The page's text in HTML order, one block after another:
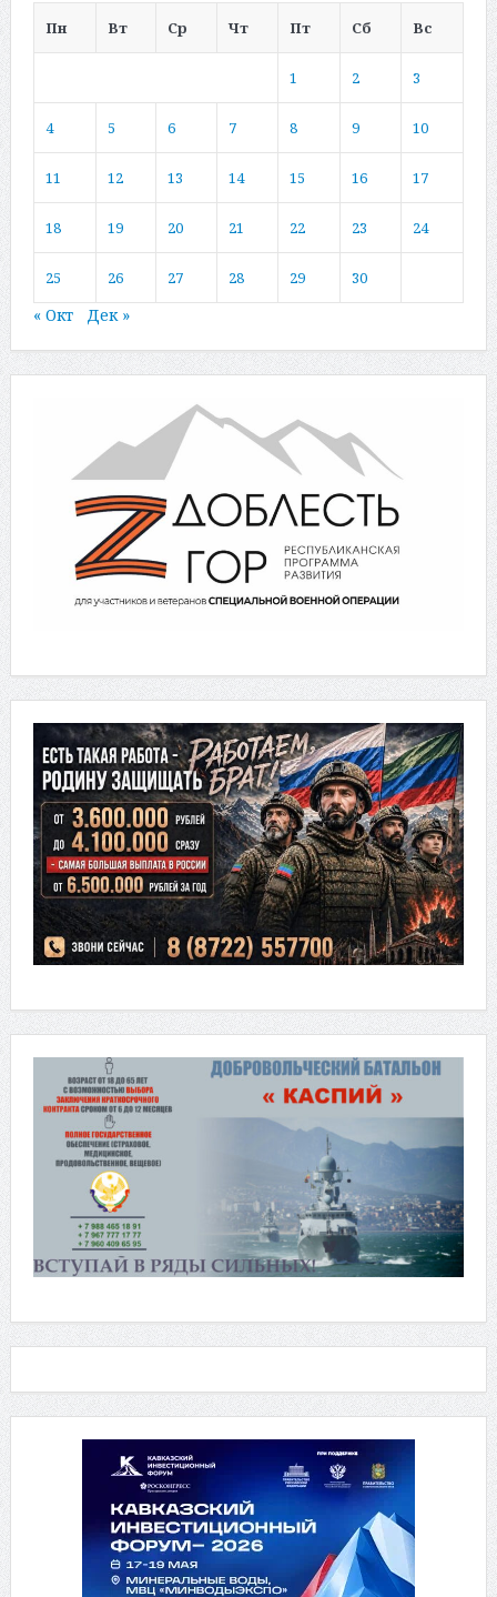
Пн
Вт Ср Чт Пт Сб Вс
1 2 3
4 5 6 7 8 9 10
11 12 13 14 15 16 17
18 19 20 21 22 23 24
25 26 27 28 29 30
« Окт Дек »